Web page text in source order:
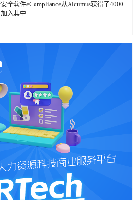
全软件eCompliance从Alcumus获得了4000
入其中